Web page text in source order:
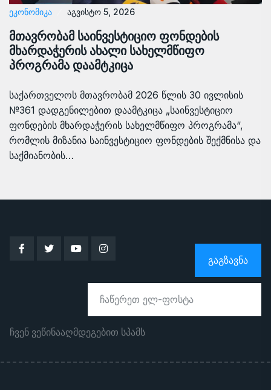
ᲔᲙᲝᲜᲝᲛᲘᲙᲐ აგვისტო 5, 2026
მთავრობამ საინვესტიციო ფონდების
მხარდაჭერის ახალი სახელმწიფო
პროგრამა დაამტკიცა
საქართველოს მთავრობამ 2026 წლის 30 ივლისის
№361 დადგენილებით დაამტკიცა „საინვესტიციო
ფონდების მხარდაჭერის სახელმწიფო პროგრამა“,
რომლის მიზანია საინვესტიციო ფონდების შექმნისა და
საქმიანობის…
ᲒᲐᲒᲖᲐᲕᲜᲐ
ჩვენ ვეწინააღმდეგებით სპამს